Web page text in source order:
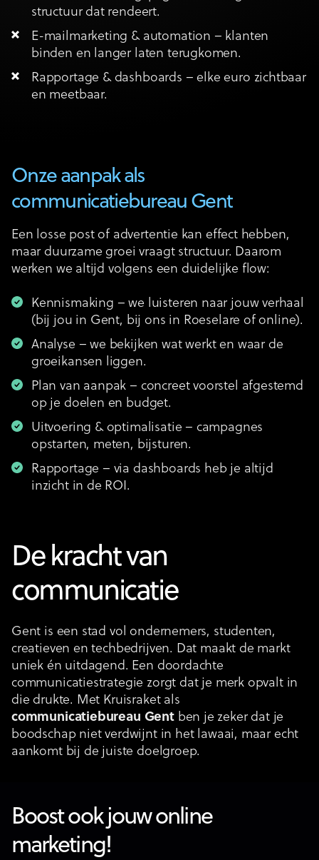
structuur dat rendeert.
E-mailmarketing & automation – klanten
binden en langer laten terugkomen.
Rapportage & dashboards – elke euro zichtbaar
en meetbaar.
Onze aanpak als
communicatiebureau Gent
Een losse post of advertentie kan effect hebben,
maar duurzame groei vraagt structuur. Daarom
werken we altijd volgens een duidelijke flow:
Kennismaking – we luisteren naar jouw verhaal
(bij jou in Gent, bij ons in Roeselare of online).
Analyse – we bekijken wat werkt en waar de
groeikansen liggen.
Plan van aanpak – concreet voorstel afgestemd
op je doelen en budget.
Uitvoering & optimalisatie – campagnes
opstarten, meten, bijsturen.
Rapportage – via dashboards heb je altijd
inzicht in de ROI.
De kracht van
communicatie
Gent is een stad vol ondernemers, studenten,
creatieven en techbedrijven. Dat maakt de markt
uniek én uitdagend. Een doordachte
communicatiestrategie zorgt dat je merk opvalt in
die drukte. Met Kruisraket als
communicatiebureau Gentben je zeker dat je
boodschap niet verdwijnt in het lawaai, maar echt
aankomt bij de juiste doelgroep.
Boost ook jouw online
marketing!